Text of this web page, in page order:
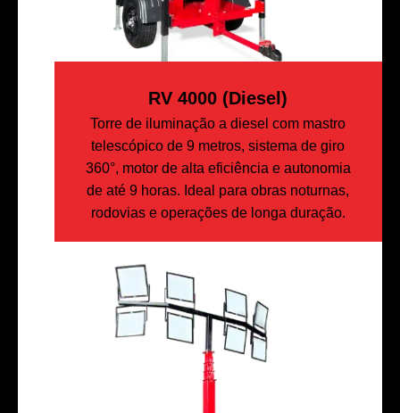
RV 4000 (diesel)
Torre de iluminação a diesel com mastro
telescópico de 9 metros, sistema de giro
360°, motor de alta eficiência e autonomia
de até 9 horas. Ideal para obras noturnas,
rodovias e operações de longa duração.